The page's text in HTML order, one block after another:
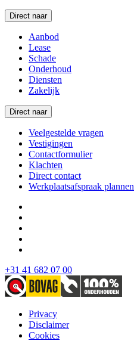
Direct naar
Aanbod
Lease
Schade
Onderhoud
Diensten
Zakelijk
Direct naar
Veelgestelde vragen
Vestigingen
Contactformulier
Klachten
Direct contact
Werkplaatsafspraak plannen
+31 41 682 07 00
Privacy
Disclaimer
Cookies